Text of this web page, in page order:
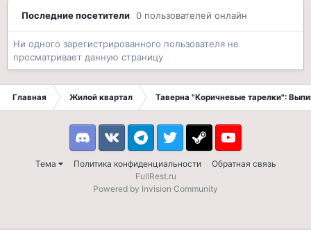
Последние посетители 0 пользователей онлайн
Ни одного зарегистрированного пользователя не
просматривает данную страницу
Главная Жилой квартал Таверна "Коричневые тарелки":
Тема Политика конфиденциальности Обратная связь
DiscordVK TelegramTwitter Steam Youtube
FullRest.ru
Powered by Invision Community